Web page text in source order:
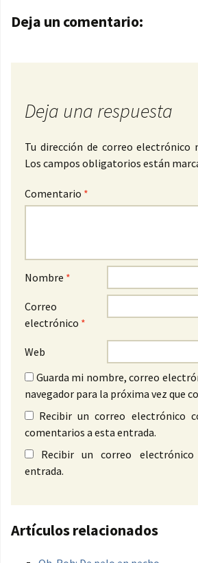
Navegación de
Deja un comentario:
Deja una respuesta
Tu dirección de correo electrónico
Los campos obligatorios están
Comentario *
Nombre *
Correo
electrónico *
Web
Guarda mi nombre, correo
navegador para la próxima vez que
Recibir un correo electrónico
comentarios a esta entrada.
Recibir un correo
entrada.
Artículos relacionados